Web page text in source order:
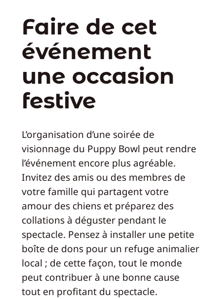
Faire de cet
événement
une occasion
festive
L’organisation d’une soirée de
visionnage du Puppy Bowl peut rendre
l’événement encore plus agréable.
Invitez des amis ou des membres de
votre famille qui partagent votre
amour des chiens et préparez des
collations à déguster pendant le
spectacle. Pensez à installer une petite
boîte de dons pour un refuge animalier
local ; de cette façon, tout le monde
peut contribuer à une bonne cause
tout en profitant du spectacle.